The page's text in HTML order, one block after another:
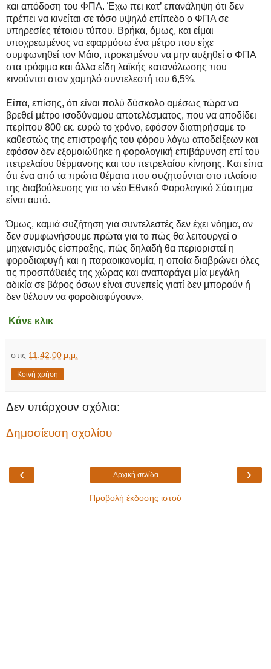
και απόδοση του ΦΠΑ. Έχω πει κατ’ επανάληψη ότι δεν
πρέπει να κινείται σε τόσο υψηλό επίπεδο ο ΦΠΑ σε
υπηρεσίες τέτοιου τύπου. Βρήκα, όμως, και είμαι
υποχρεωμένος να εφαρμόσω ένα μέτρο που είχε
συμφωνηθεί τον Μάιο, προκειμένου να μην αυξηθεί ο ΦΠΑ
στα τρόφιμα και άλλα είδη λαϊκής κατανάλωσης που
κινούνται στον χαμηλό συντελεστή του 6,5%.
Είπα, επίσης, ότι είναι πολύ δύσκολο αμέσως τώρα να
βρεθεί μέτρο ισοδύναμου αποτελέσματος, που να αποδίδει
περίπου 800 εκ. ευρώ το χρόνο, εφόσον διατηρήσαμε το
καθεστώς της επιστροφής του φόρου λόγω αποδείξεων και
εφόσον δεν εξομοιώθηκε η φορολογική επιβάρυνση επί του
πετρελαίου θέρμανσης και του πετρελαίου κίνησης. Και είπα
ότι ένα από τα πρώτα θέματα που συζητούνται στο πλαίσιο
της διαβούλευσης για το νέο Εθνικό Φορολογικό Σύστημα
είναι αυτό.
Όμως, καμιά συζήτηση για συντελεστές δεν έχει νόημα, αν
δεν συμφωνήσουμε πρώτα για το πώς θα λειτουργεί ο
μηχανισμός είσπραξης, πώς δηλαδή θα περιοριστεί η
φοροδιαφυγή και η παραοικονομία, η οποία διαβρώνει όλες
τις προσπάθειές της χώρας και αναπαράγει μία μεγάλη
αδικία σε βάρος όσων είναι συνεπείς γιατί δεν μπορούν ή
δεν θέλουν να φοροδιαφύγουν».
Κάνε κλικ
στις 11:42:00 μ.μ.
Κοινή χρήση
Δεν υπάρχουν σχόλια:
Δημοσίευση σχολίου
‹ ›
Αρχική σελίδα
Προβολή έκδοσης ιστού